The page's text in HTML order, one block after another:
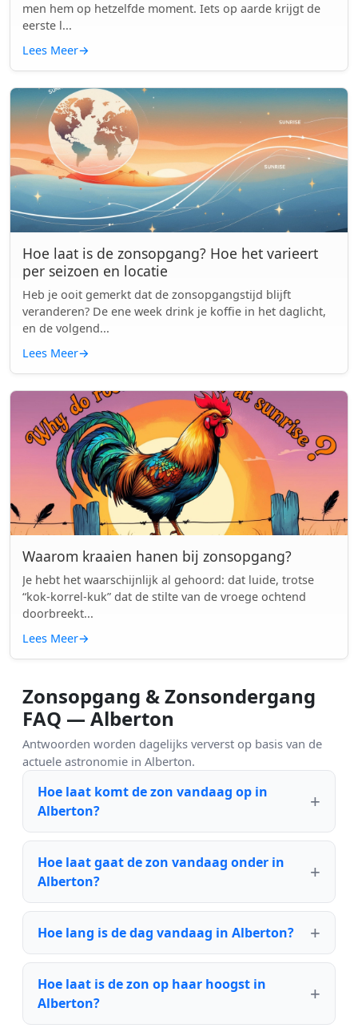
men hem op hetzelfde moment. Iets op aarde krijgt de
eerste l...
Lees Meer→
Hoe laat is de zonsopgang? Hoe het varieert
per seizoen en locatie
Heb je ooit gemerkt dat de zonsopgangstijd blijft
veranderen? De ene week drink je koffie in het daglicht,
en de volgend...
Lees Meer→
Waarom kraaien hanen bij zonsopgang?
Je hebt het waarschijnlijk al gehoord: dat luide, trotse
“kok-korrel-kuk” dat de stilte van de vroege ochtend
doorbreekt...
Lees Meer→
Zonsopgang & Zonsondergang
FAQ — Alberton
Antwoorden worden dagelijks ververst op basis van de
actuele astronomie in Alberton.
Hoe laat komt de zon vandaag op in
Alberton?
Hoe laat gaat de zon vandaag onder in
Alberton?
Hoe lang is de dag vandaag in Alberton?
Hoe laat is de zon op haar hoogst in
Alberton?